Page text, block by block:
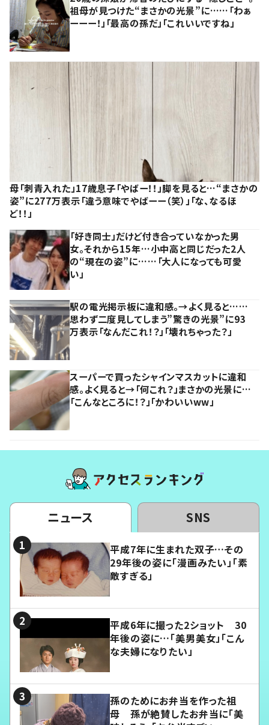
祖母が見つけた“まさかの光景”に……「わぁ
ーーー！」「最高の孫だ」「これいいですね」
母「刺青入れた」17歳息子「やばー！！」脚を見ると…“まさかの
姿”に277万表示「違う意味でやばーー（笑）」「な、なるほ
ど！！」
「好き同士」だけど付き合っていなかった男
女。それから15年…小中高と同じだった2人
の“現在の姿”に……「大人になっても可愛
い」
駅の電光掲示板に違和感。→よく見ると……
思わず二度見してしまう”驚きの光景”に93
万表示「なんだこれ！？」「壊れちゃった？」
スーパーで買ったシャインマスカットに違和
感。よく見ると→「何これ？」まさかの光景に…
「こんなところに！？」「かわいいww」
ニュース SNS
平成7年に生まれた双子…その
29年後の姿に「漫画みたい」「素
敵すぎる」
平成6年に撮った2ショット 30
年後の姿に…「美男美女」「こん
な夫婦になりたい」
孫のためにお弁当を作った祖
母 孫が絶賛したお弁当に「美